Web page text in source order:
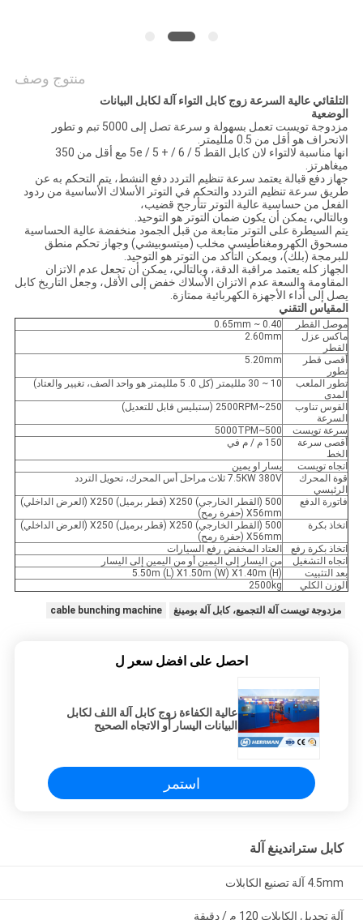
منتوج وصف
التلقائي عالية السرعة زوج كابل التواء آلة لكابل البيانات
الوضعية
مزدوجة تويست تعمل بسهولة و سرعة تصل إلى 5000 تبم و تطور
الانحراف هو أقل من 0.5 ملليمتر.
انها مناسبة لالتواء لان كابل القط 5 / 5e / 5 + / 6 مع أقل من 350
ميغاهرتز.
جهاز دفع قبالة يعتمد سرعة تنظيم التردد دفع النشط، يتم التحكم به عن
طريق سرعة تنظيم التردد والتحكم في التوتر الأسلاك الأساسية من ردود
الفعل من حساسية عالية التوتر تتأرجح قضيب،
وبالتالي، يمكن أن يكون ضمان التوتر هو التوحيد.
يتم السيطرة على التوتر متابعة من قبل الجمود منخفضة عالية الحساسية
مسحوق الكهرومغناطيسي مخلب (ميتسوبيشي) وجهاز تحكم منطق
للبرمجة (بلك)، ويمكن التأكد من التوتر هو التوحيد.
الجهاز كله يعتمد مراقبة الدقة، وبالتالي، يمكن أن تجعل عدم الاتزان
المقاومة والسعة عدم الاتزان الأسلاك خفض إلى الأقل، وجعل التاريخ كابل
يصل إلى أداء الأجهزة الكهربائية ممتازة.
المقياس التقني
موصل القطر
0.40 ~ 0.65mm
ماكس عزل
القطر
2.60mm
أقصى قطر
تطور
5.20mm
تطور الملعب
المدى
10 ~ 30 ملليمتر (كل 0. 5 ملليمتر هو واحد الصف، تغيير والعتاد)
القوس تناوب
السرعة
250~2500RPM (ستبليس قابل للتعديل)
سرعة تويست
500~5000TPM
أقصى سرعة
الخط
150 م / م في
اتجاه تويست
يسار او يمين
قوة المحرك
الرئيسي
7.5KW 380V ثلاث مراحل أس المحرك، تحويل التردد
فاتورة الدفع
500 (القطر الخارجي) X250 (قطر برميل) X250 (العرض الداخلي)
X56mm (حفرة رمح)
اتخاذ بكرة
500 (القطر الخارجي) X250 (قطر برميل) X250 (العرض الداخلي)
X56mm (حفرة رمح)
اتخاذ بكرة رفع
العتاد المخفض رفع السيارات
اتجاه التشغيل
من اليسار إلى اليمين أو من اليمين إلى اليسار
بعد التثبيت
5.50m (L) X1.50m (W) X1.40m (H)
الوزن الكلي
2500kg
مزدوجة تويست آلة التجميع، كابل آلة بومينغ cable bunching machine
احصل على افضل سعر ل
عالية الكفاءة زوج كابل آلة اللف لكابل
البيانات اليسار أو الاتجاه الصحيح
استمر
كابل ستراندينغ آلة
4.5mm آلة تصنيع الكابلات
آلة تجديل الكابلات 120 م / دقيقة